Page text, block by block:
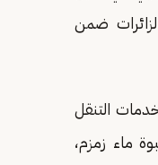
منوعاً للزائرين والزائرات ضمن
في حين قدمت خدمات التنقل
69,221 زائرًا، كما قدمت أكثر من 136,800 ألف عبوة ماء زمزم،